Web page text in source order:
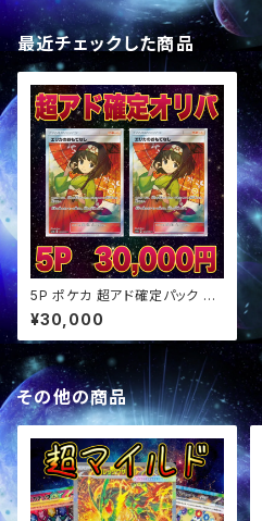
最近チェックした商品
5P ポケカ 超アド確定パック オ
リパ
¥30,000
その他の商品